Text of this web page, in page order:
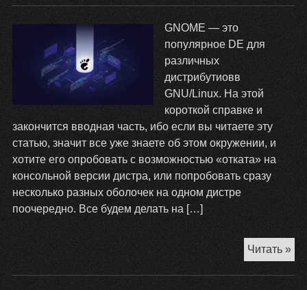
GNOME — это
популярное DE для
различных
дистрибутиовв
GNU/Linux. На этой
короткой справке и
закончится вводная часть, ибо если вы читаете эту
статью, значит все уже знаете об этом окружении, и
хотите его опробовать с возможностью «отката» на
консольной версии дистра, или попробовать сразу
несколько разных оболочек на одном дистре
поочередно. Все будем делать на […]
Читать »